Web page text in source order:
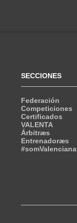
SECCIONES
Federación
Competiciones
Certificados
VALENTA
Árbitræs
Entrenadoræs
#somValenciana